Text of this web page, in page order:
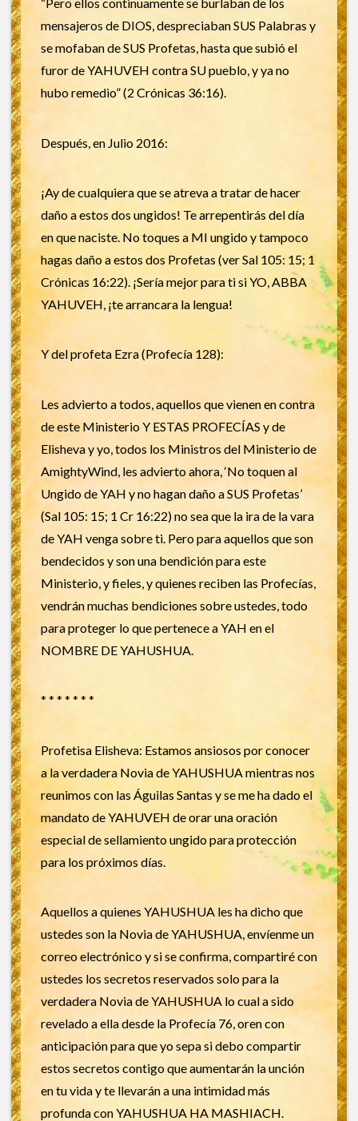
mensajeros de DIOS, despreciaban SUS Palabras y
se mofaban de SUS Profetas, hasta que subió el
furor de YAHUVEH contra SU pueblo, y ya no
hubo remedio” (2 Crónicas 36:16).
Después, en Julio 2016:
¡Ay de cualquiera que se atreva a tratar de hacer
daño a estos dos ungidos! Te arrepentirás del día
en que naciste. No toques a MI ungido y tampoco
hagas daño a estos dos Profetas (ver Sal 105: 15; 1
Crónicas 16:22). ¡Sería mejor para ti si YO, ABBA
YAHUVEH, ¡te arrancara la lengua!
Y del profeta Ezra (Profecía 128):
Les advierto a todos, aquellos que vienen en contra
de este Ministerio Y ESTAS PROFECÍAS y de
Elisheva y yo, todos los Ministros del Ministerio de
AmightyWind, les advierto ahora, ‘No toquen al
Ungido de YAH y no hagan daño a SUS Profetas’
(Sal 105: 15; 1 Cr 16:22) no sea que la ira de la vara
de YAH venga sobre ti. Pero para aquellos que son
bendecidos y son una bendición para este
Ministerio, y fieles, y quienes reciben las Profecías,
vendrán muchas bendiciones sobre ustedes, todo
para proteger lo que pertenece a YAH en el
NOMBRE DE YAHUSHUA.
* * * * * * *
Profetisa Elisheva: Estamos ansiosos por conocer
a la verdadera Novia de YAHUSHUA mientras nos
reunimos con las Águilas Santas y se me ha dado el
mandato de YAHUVEH de orar una oración
especial de sellamiento ungido para protección
para los próximos días.
Aquellos a quienes YAHUSHUA les ha dicho que
ustedes son la Novia de YAHUSHUA, envíenme un
correo electrónico y si se confirma, compartiré con
ustedes los secretos reservados solo para la
verdadera Novia de YAHUSHUA lo cual a sido
revelado a ella desde la Profecía 76, oren con
anticipación para que yo sepa si debo compartir
estos secretos contigo que aumentarán la unción
en tu vida y te llevarán a una intimidad más
profunda con YAHUSHUA HA MASHIACH.